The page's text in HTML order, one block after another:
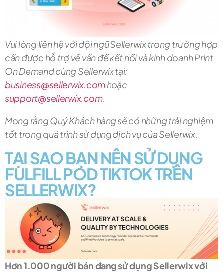
Vui lòng liên hệ với đội ngũ Sellerwix trong trường hợp
cần được hỗ trợ về vấn đề kết nối và kinh doanh Print
On Demand cùng Sellerwix tại:
business@sellerwix.comhoặc
support@sellerwix.com.
Mong rằng Quý Khách hàng sẽ có những trải nghiệm
tốt trong quá trình sử dụng dịch vụ của Sellerwix.
TẠI SAO BẠN NÊN SỬ DỤNG
FULFILL POD TIKTOK TRÊN
SELLERWIX?
Hơn 1.000 người bán đang sử dụng Sellerwix với